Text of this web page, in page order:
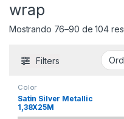
wrap
Mostrando 76–90 de 104
Filters
Color
Satin Silver Metallic
1,38X25M